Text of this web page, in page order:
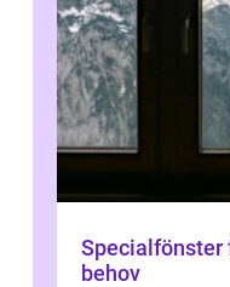
Specialfönster
behov